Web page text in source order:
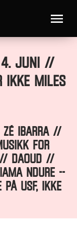
JUNI //
Miles
IBARRA //
for
// daoud //
NDURE --
USF, ikke